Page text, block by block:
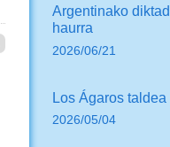
Argentinako
haurra
2026/06/21
Los Ágaros
2026/05/04